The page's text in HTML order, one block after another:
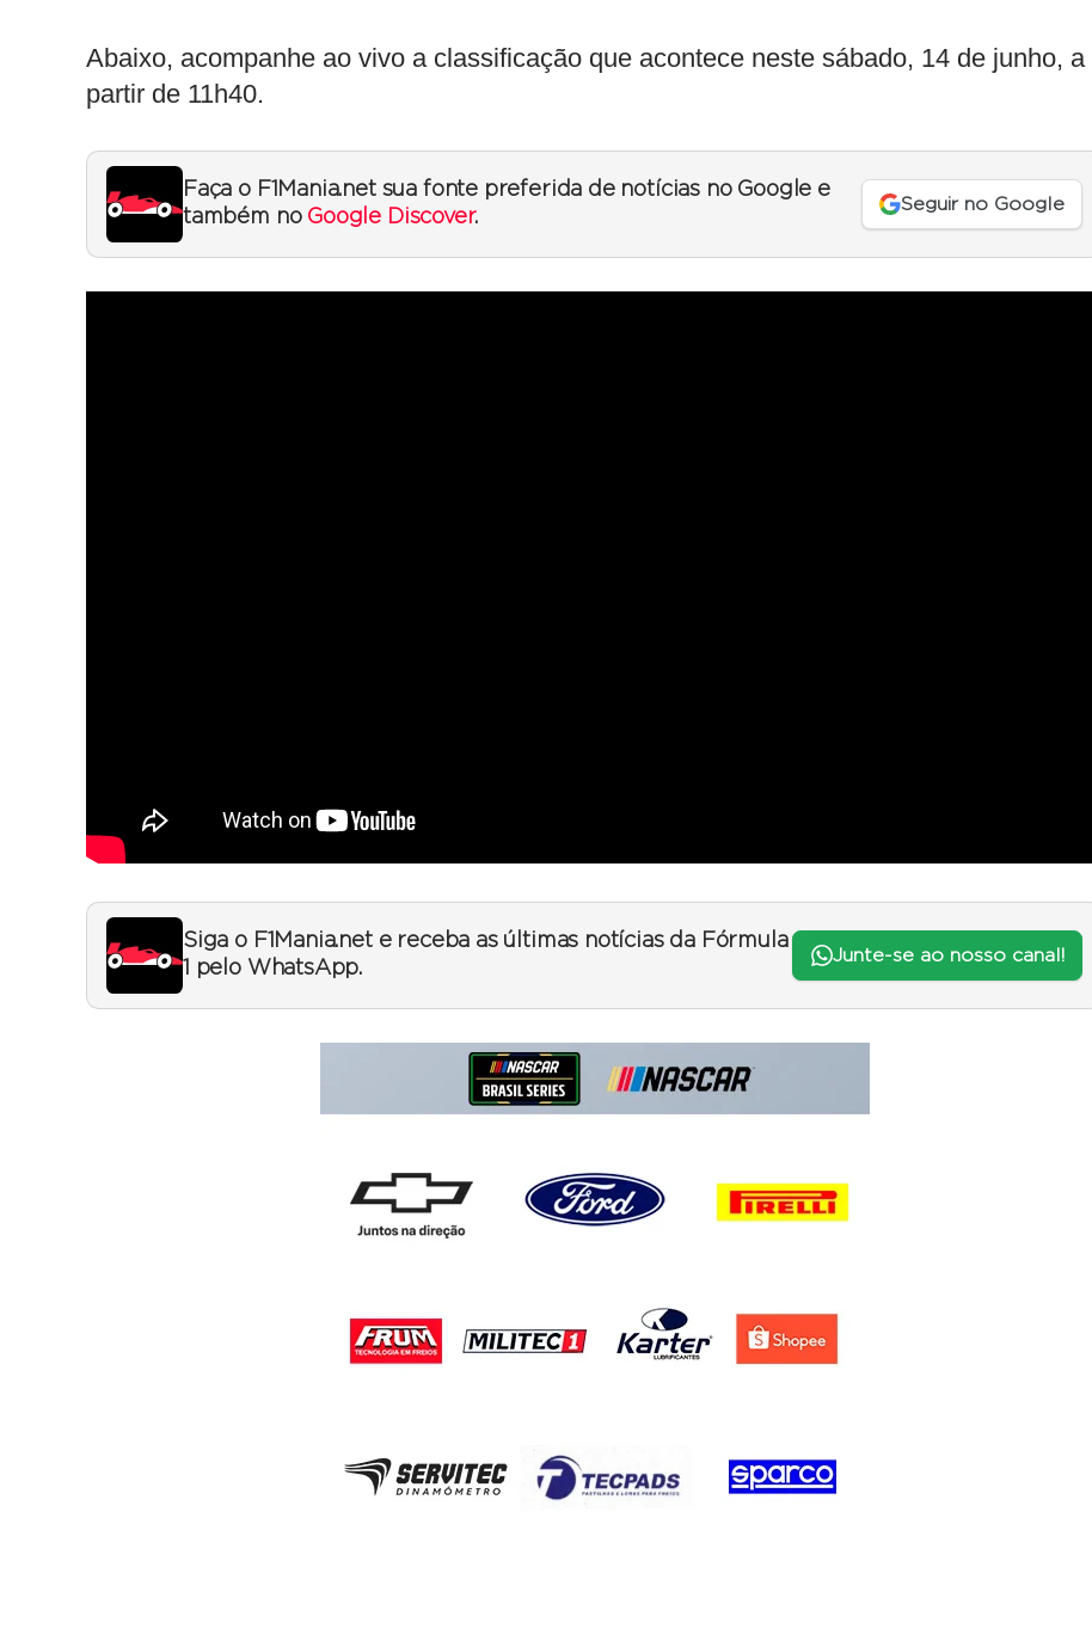
Abaixo, acompanhe ao vivo a classificação que acontece neste sábado, 14 de junho, a
partir de 11h40.
Faça o F1Mania.net sua fonte preferida de notícias no Google e
também no Google Discover.
Seguir no Google
Siga o F1Mania.net e receba as últimas notícias da Fórmula
1 pelo WhatsApp.
Junte-se ao nosso canal!